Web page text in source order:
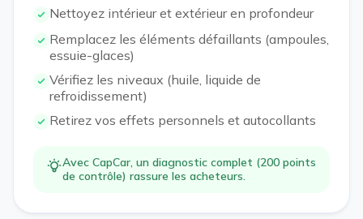
Nettoyez intérieur et extérieur en profondeur
Remplacez les éléments défaillants (ampoules,
essuie-glaces)
Vérifiez les niveaux (huile, liquide de
refroidissement)
Retirez vos effets personnels et autocollants
Avec CapCar, un diagnostic complet (200 points
de contrôle) rassure les acheteurs.